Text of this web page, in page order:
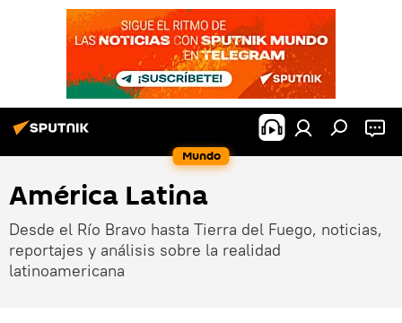
Mundo
América Latina
Desde el Río Bravo hasta Tierra del Fuego, noticias,
reportajes y análisis sobre la realidad
latinoamericana